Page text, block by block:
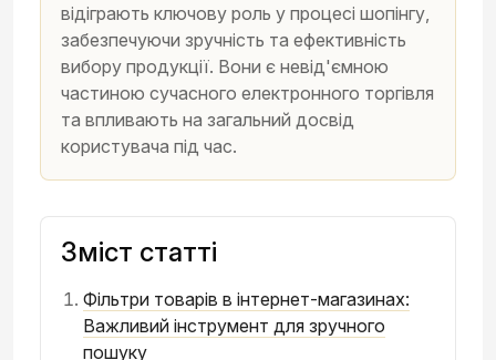
відіграють ключову роль у процесі шопінгу,
забезпечуючи зручність та ефективність
вибору продукції. Вони є невід'ємною
частиною сучасного електронного торгівля
та впливають на загальний досвід
користувача під час.
Зміст статті
Фільтри товарів в інтернет-магазинах:
Важливий інструмент для зручного
пошуку